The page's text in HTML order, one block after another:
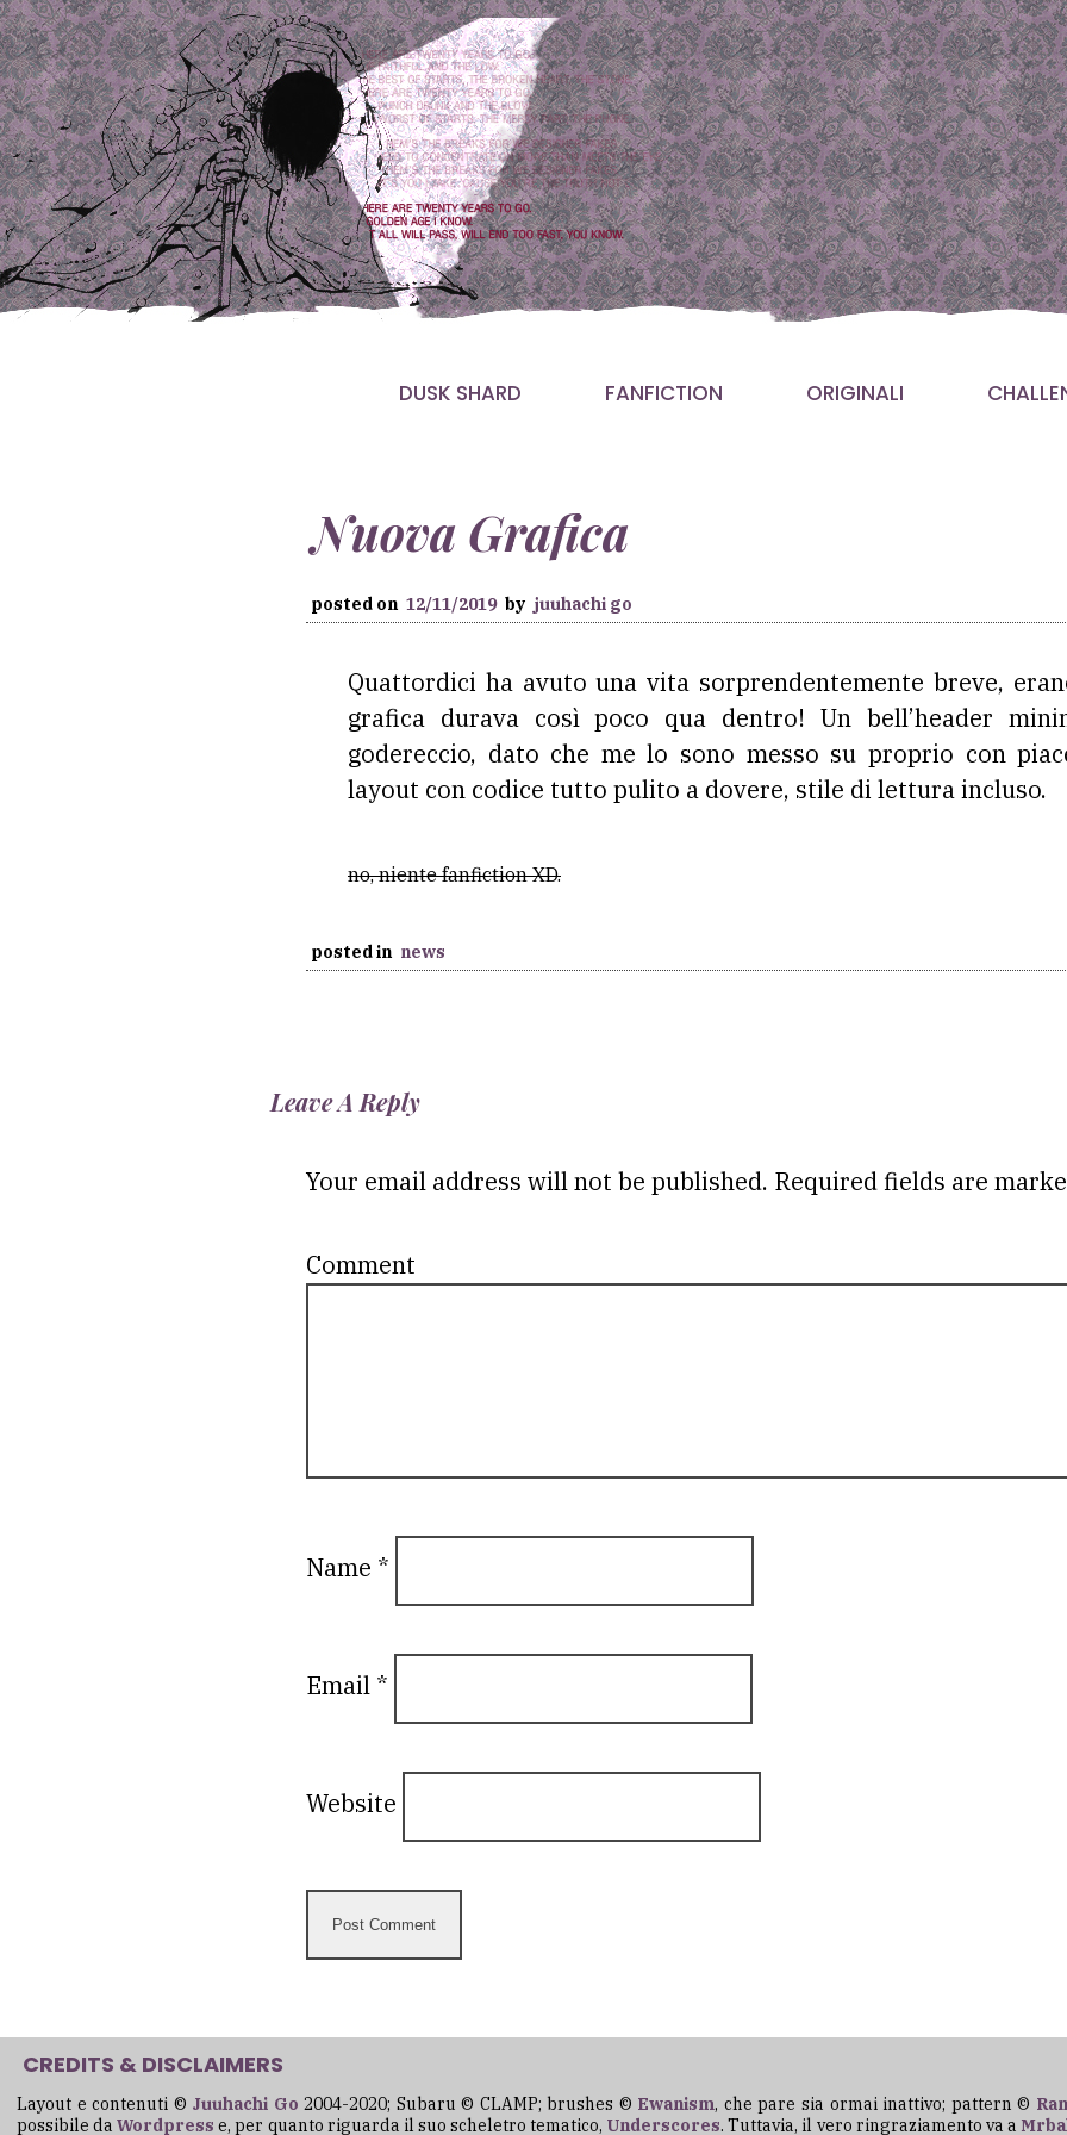
DUSK SHARD FANFICTION ORIGINALI
Nuova Grafica
posted on 12/11/2019 by juuhachi go
Quattordici ha avuto una vita sorprendentemente breve,
grafica durava così poco qua dentro! Un bell’header
godereccio, dato che me lo sono messo su proprio con
layout con codice tutto pulito a dovere, stile di lettura incluso.
no, niente fanfiction XD.
posted in news
Leave A Reply
Your email address will not be published. Required fields are
Name *
Email *
Website
CREDITS & DISCLAIMERS
Layout e contenuti © Juuhachi Go 2004-2020; Subaru © CLAMP; brushes © Ewanism, che pare sia ormai inattivo; pattern ©
possibile daWordpress e, per quanto riguarda il suo scheletro tematico, Underscores. Tuttavia, il vero ringraziamento va a